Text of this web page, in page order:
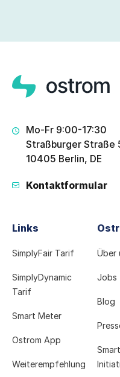
Mo-Fr 9:00-17:30
Straßburger Straße
10405 Berlin, DE
Kontaktformular
Links
SimplyFair Tarif
SimplyDynamic
Tarif
Smart Meter
Ostrom App
Weiterempfehlung
Über
Jobs
Blog